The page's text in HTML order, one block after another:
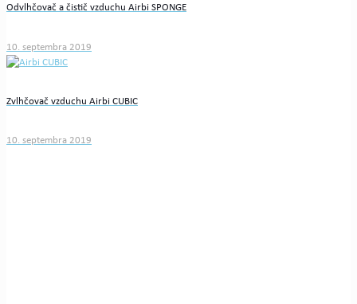
Odvlhčovač a čistič vzduchu Airbi SPONGE
10. septembra 2019
Zvlhčovač vzduchu Airbi CUBIC
10. septembra 2019